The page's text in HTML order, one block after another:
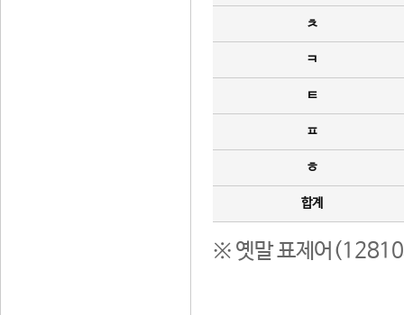
ㅊ
ㅋ
ㅌ
ㅍ
ㅎ
합계
※ 옛말 표제어(12810